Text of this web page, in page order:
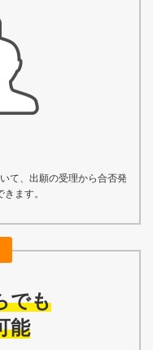
て、出願の受理から合否発
ます。
でも
能